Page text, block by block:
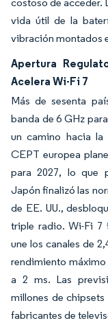
vida útil de la
vibración montados
Apertura
Acelera Wi-Fi 7
Más de sesenta
banda de 6 GHz
un camino hacia
CEPT europea
para 2027, lo que
Japón finalizó las
de EE. UU.,
triple radio. Wi-Fi 7
une los canales de
rendimiento
a 2 ms. Las
millones de
fabricantes de